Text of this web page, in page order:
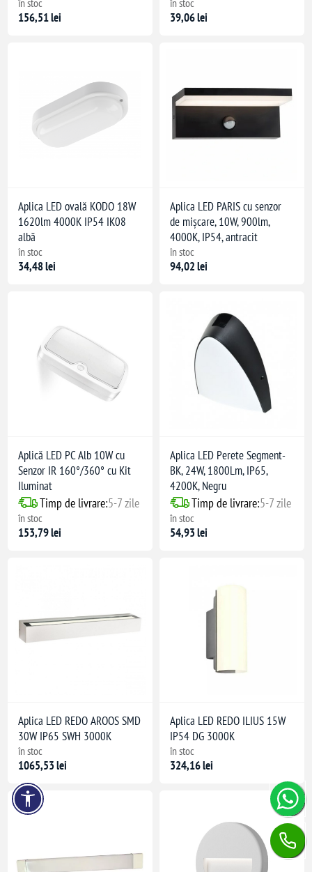
în stoc
156,51 lei
în stoc
39,06 lei
Aplica LED ovală KODO 18W
1620lm 4000K IP54 IK08
albă
în stoc
34,48 lei
Aplica LED PARIS cu senzor
de mișcare, 10W, 900lm,
4000K, IP54, antracit
în stoc
94,02 lei
Aplică LED PC Alb 10W cu
Senzor IR 160°/360° cu Kit
Iluminat
Timp de livrare:5-7 zile
în stoc
153,79 lei
Aplica LED Perete Segment-
BK, 24W, 1800Lm, IP65,
4200K, Negru
Timp de livrare:5-7 zile
în stoc
54,93 lei
Aplica LED REDO AROOS SMD
30W IP65 SWH 3000K
în stoc
1065,53 lei
Aplica LED REDO ILIUS 15W
IP54 DG 3000K
în stoc
324,16 lei